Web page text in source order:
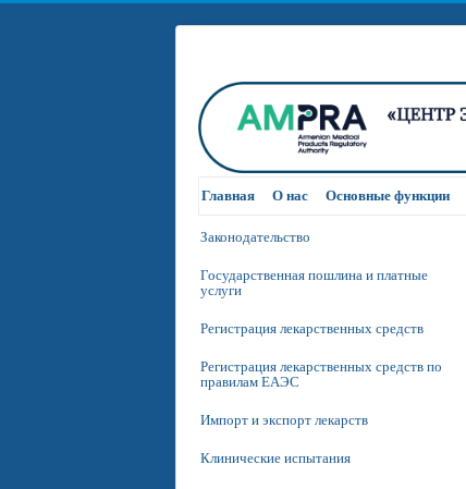
Главная О нас Основные функции
Законодательство
Государственная пошлина и платные
услуги
Регистрация лекарственных средств
Регистрация лекарственных средств по
правилам ЕАЭС
Импорт и экспорт лекарств
Клинические испытания